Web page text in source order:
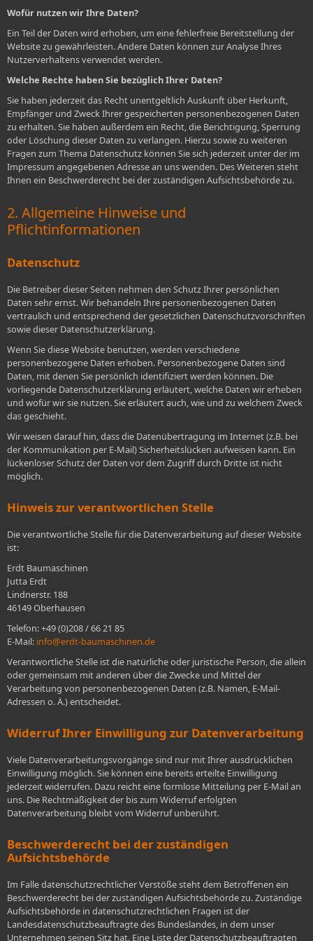
Wofür nutzen wir Ihre Daten?
Ein Teil der Daten wird erhoben, um eine fehlerfreie Bereitstellung der
Website zu gewährleisten. Andere Daten können zur Analyse Ihres
Nutzerverhaltens verwendet werden.
Welche Rechte haben Sie bezüglich Ihrer Daten?
Sie haben jederzeit das Recht unentgeltlich Auskunft über Herkunft,
Empfänger und Zweck Ihrer gespeicherten personenbezogenen Daten
zu erhalten. Sie haben außerdem ein Recht, die Berichtigung, Sperrung
oder Löschung dieser Daten zu verlangen. Hierzu sowie zu weiteren
Fragen zum Thema Datenschutz können Sie sich jederzeit unter der im
Impressum angegebenen Adresse an uns wenden. Des Weiteren steht
Ihnen ein Beschwerderecht bei der zuständigen Aufsichtsbehörde zu.
2. Allgemeine Hinweise und
Pflichtinformationen
Datenschutz
Die Betreiber dieser Seiten nehmen den Schutz Ihrer persönlichen
Daten sehr ernst. Wir behandeln Ihre personenbezogenen Daten
vertraulich und entsprechend der gesetzlichen Datenschutzvorschriften
sowie dieser Datenschutzerklärung.
Wenn Sie diese Website benutzen, werden verschiedene
personenbezogene Daten erhoben. Personenbezogene Daten sind
Daten, mit denen Sie persönlich identifiziert werden können. Die
vorliegende Datenschutzerklärung erläutert, welche Daten wir erheben
und wofür wir sie nutzen. Sie erläutert auch, wie und zu welchem Zweck
das geschieht.
Wir weisen darauf hin, dass die Datenübertragung im Internet (z.B. bei
der Kommunikation per E-Mail) Sicherheitslücken aufweisen kann. Ein
lückenloser Schutz der Daten vor dem Zugriff durch Dritte ist nicht
möglich.
Hinweis zur verantwortlichen Stelle
Die verantwortliche Stelle für die Datenverarbeitung auf dieser Website
ist:
Erdt Baumaschinen
Jutta Erdt
Lindnerstr. 188
46149 Oberhausen
Telefon: +49 (0)208 / 66 21 85
E-Mail: info@erdt-baumaschinen.de
Verantwortliche Stelle ist die natürliche oder juristische Person, die allein
oder gemeinsam mit anderen über die Zwecke und Mittel der
Verarbeitung von personenbezogenen Daten (z.B. Namen, E-Mail-
Adressen o. Ä.) entscheidet.
Widerruf Ihrer Einwilligung zur Datenverarbeitung
Viele Datenverarbeitungsvorgänge sind nur mit Ihrer ausdrücklichen
Einwilligung möglich. Sie können eine bereits erteilte Einwilligung
jederzeit widerrufen. Dazu reicht eine formlose Mitteilung per E-Mail an
uns. Die Rechtmäßigkeit der bis zum Widerruf erfolgten
Datenverarbeitung bleibt vom Widerruf unberührt.
Beschwerderecht bei der zuständigen
Aufsichtsbehörde
Im Falle datenschutzrechtlicher Verstöße steht dem Betroffenen ein
Beschwerderecht bei der zuständigen Aufsichtsbehörde zu. Zuständige
Aufsichtsbehörde in datenschutzrechtlichen Fragen ist der
Landesdatenschutzbeauftragte des Bundeslandes, in dem unser
Unternehmen seinen Sitz hat. Eine Liste der Datenschutzbeauftragten